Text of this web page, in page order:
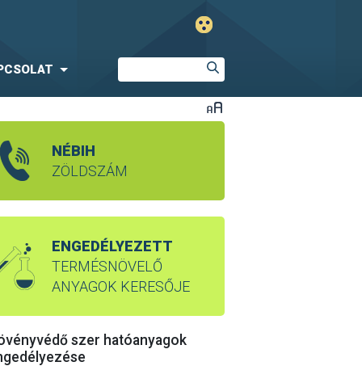
NÉBIH
ZÖLDSZÁM
ENGEDÉLYEZETT
TERMÉSNÖVELŐ
ANYAGOK KERESŐJE
szer hatóanyagok